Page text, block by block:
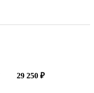
29 250 ₽